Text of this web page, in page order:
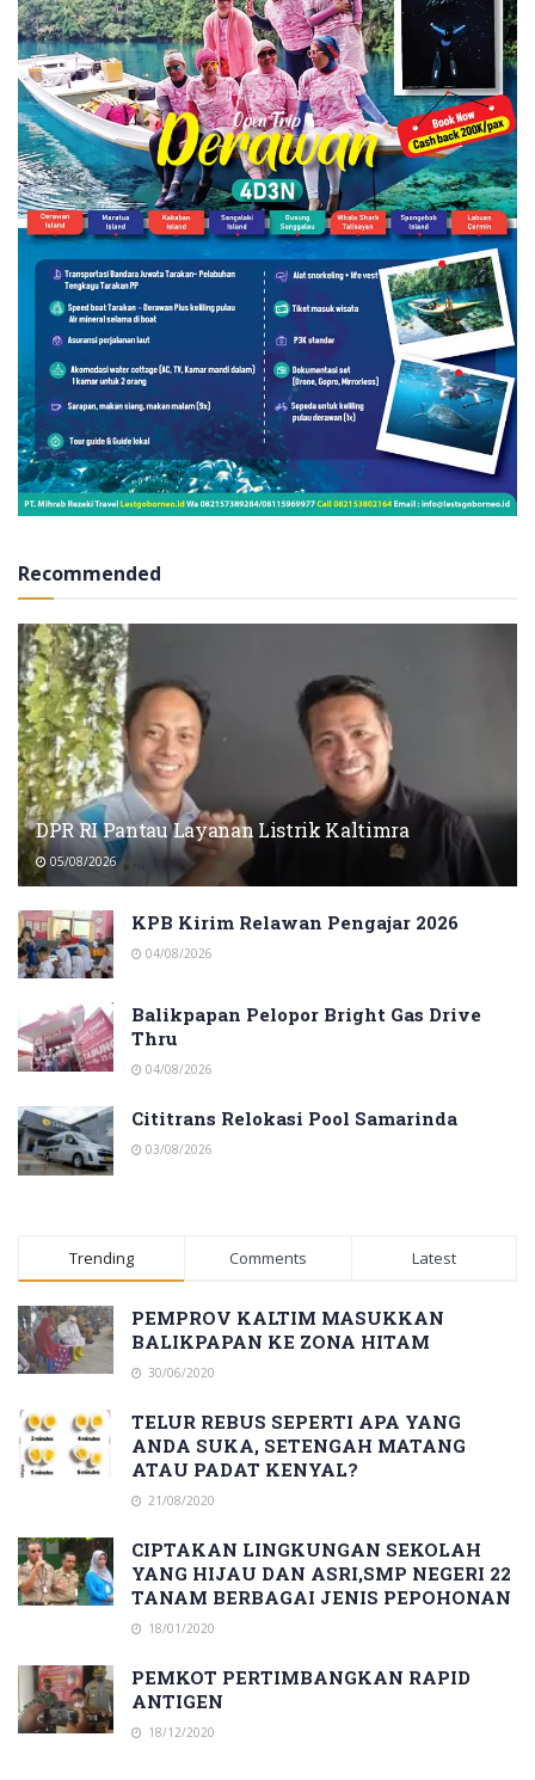
Recommended
DPR RI Pantau Layanan Listrik Kaltimra
05/08/2026
KPB Kirim Relawan Pengajar 2026
04/08/2026
Balikpapan Pelopor Bright Gas Drive
Thru
04/08/2026
Cititrans Relokasi Pool Samarinda
03/08/2026
Trending Comments Latest
PEMPROV KALTIM MASUKKAN
BALIKPAPAN KE ZONA HITAM
30/06/2020
TELUR REBUS SEPERTI APA YANG
ANDA SUKA, SETENGAH MATANG
ATAU PADAT KENYAL?
21/08/2020
CIPTAKAN LINGKUNGAN SEKOLAH
YANG HIJAU DAN ASRI,SMP NEGERI 22
TANAM BERBAGAI JENIS PEPOHONAN
18/01/2020
PEMKOT PERTIMBANGKAN RAPID
ANTIGEN
18/12/2020